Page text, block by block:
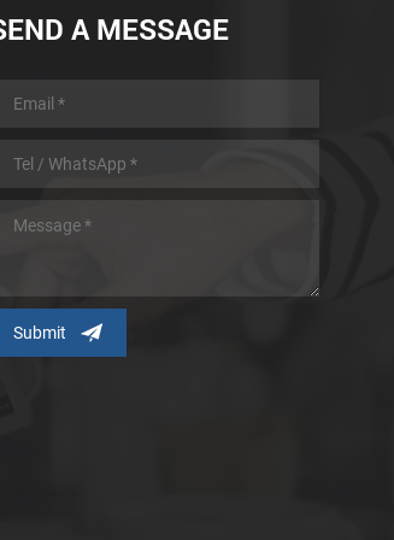
A MESSAGE